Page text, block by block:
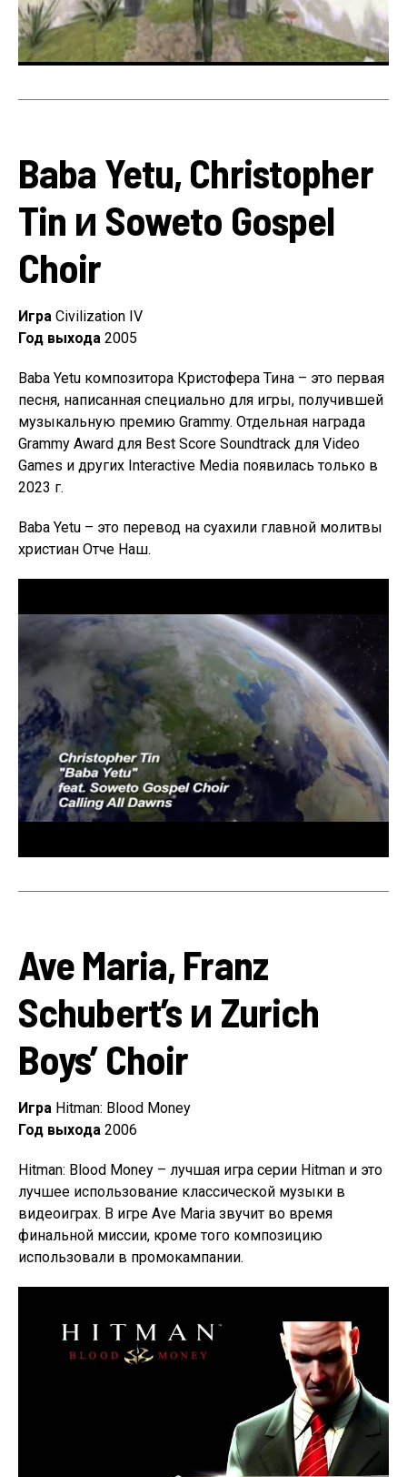
Baba Yetu, Christopher
Tin и Soweto Gospel
Choir
Игра Civilization IV
Год выхода 2005
Baba Yetu композитора Кристофера Тина – это первая
песня, написанная специально для игры, получившей
музыкальную премию Grammy. Отдельная награда
Grammy Award для Best Score Soundtrack для Video
Games и других Interactive Media появилась только в
2023 г.
Baba Yetu – это перевод на суахили главной молитвы
христиан Отче Наш.
Ave Maria, Franz
Schubert’s и Zurich
Boys’ Choir
Игра Hitman: Blood Money
Год выхода 2006
Hitman: Blood Money – лучшая игра серии Hitman и это
лучшее использование классической музыки в
видеоиграх. В игре Ave Maria звучит во время
финальной миссии, кроме того композицию
использовали в промокампании.